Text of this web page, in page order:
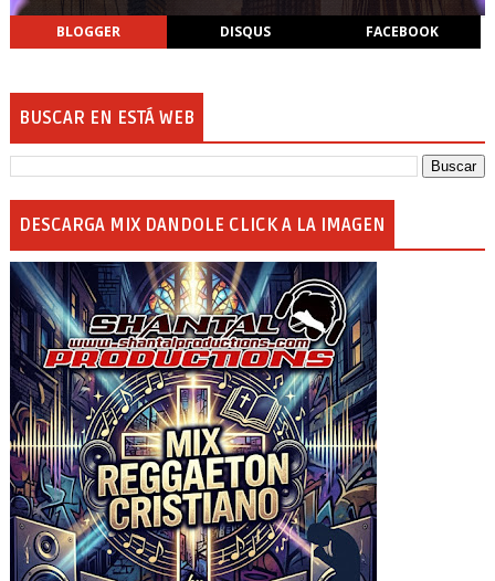
BLOGGER DISQUS FACEBOOK
BUSCAR EN ESTÁ WEB
DESCARGA MIX DANDOLE CLICK A LA IMAGEN